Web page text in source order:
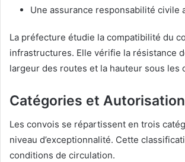
Une assurance responsabilité civile
La préfecture étudie la compatibilité du
infrastructures. Elle vérifie la résistance
largeur des routes et la hauteur sous les
Catégories et
Les convois se répartissent en trois
niveau d’exceptionnalité. Cette
conditions de circulation.